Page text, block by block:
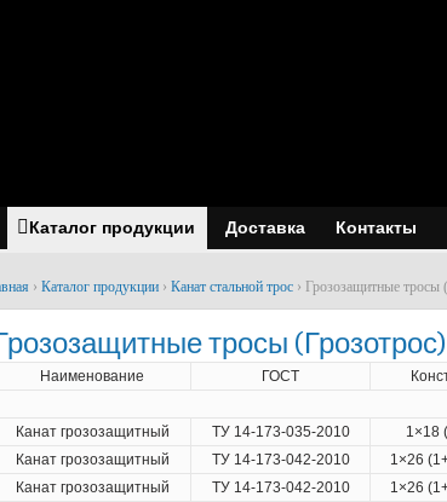
Каталог продукции Доставка Контакты
› Каталог продукции › Канат стальной трос › Грозозащитные тросы
тросы (Грозотрос)
Наименование ГОСТ
Канат грозозащитный ТУ 14-173-035-2010 1×18
Канат грозозащитный
ТУ 14-173-042-2010 1×26
Канат грозозащитный
ТУ 14-173-042-2010 1×26